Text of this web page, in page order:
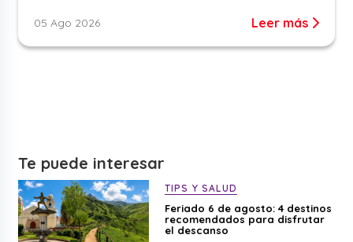
05 Ago 2026 Leer más
Te puede interesar
TIPS Y SALUD
Feriado 6 de agosto: 4 destinos
recomendados para disfrutar
el descanso